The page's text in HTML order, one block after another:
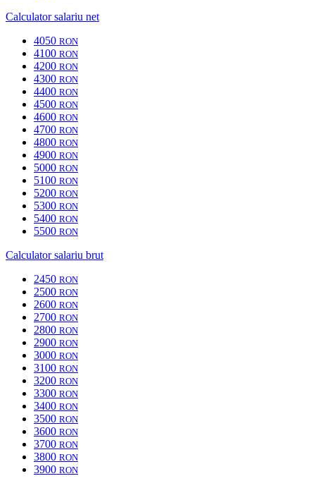
Calculator salariu net
4050 RON
4100 RON
4200 RON
4300 RON
4400 RON
4500 RON
4600 RON
4700 RON
4800 RON
4900 RON
5000 RON
5100 RON
5200 RON
5300 RON
5400 RON
5500 RON
Calculator salariu brut
2450 RON
2500 RON
2600 RON
2700 RON
2800 RON
2900 RON
3000 RON
3100 RON
3200 RON
3300 RON
3400 RON
3500 RON
3600 RON
3700 RON
3800 RON
3900 RON